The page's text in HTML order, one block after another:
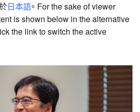
日本語。 For the sake of viewer
is shown below in the alternative
the link to switch the active